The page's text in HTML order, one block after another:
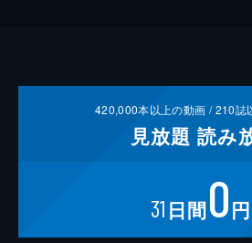
420,000本以上の動画 /210誌
見放題 読み
31 日間0円